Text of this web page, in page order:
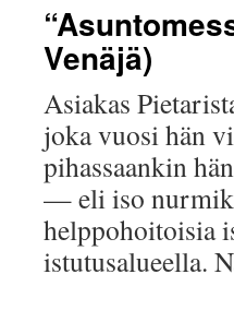
Venäjä)
Asiakas
joka vuosi hän
pihassaankin
— eli iso
helppohoitoisia
istutusalueella.